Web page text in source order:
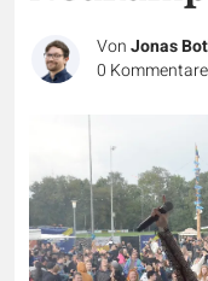
VonJonas
0 Kommentare